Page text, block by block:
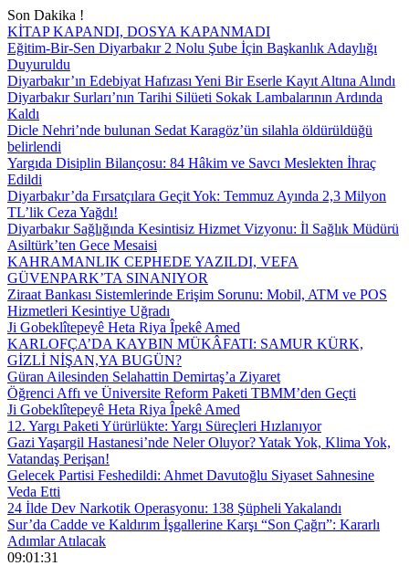
Son Dakika !
KİTAP KAPANDI, DOSYA KAPANMADI
Eğitim-Bir-Sen Diyarbakır 2 Nolu Şube İçin Başkanlık Adaylığı
Duyuruldu
Diyarbakır’ın Edebiyat Hafızası Yeni Bir Eserle Kayıt Altına Alındı
Diyarbakır Surları’nın Tarihi Silüeti Sokak Lambalarının Ardında
Kaldı
Dicle Nehri’nde bulunan Sedat Karagöz’ün silahla öldürüldüğü
belirlendi
Yargıda Disiplin Bilançosu: 84 Hâkim ve Savcı Meslekten İhraç
Edildi
Diyarbakır’da Fırsatçılara Geçit Yok: Temmuz Ayında 2,3 Milyon
TL’lik Ceza Yağdı!
Diyarbakır Sağlığında Kesintisiz Hizmet Vizyonu: İl Sağlık Müdürü
Asiltürk’ten Gece Mesaisi
KAHRAMANLIK CEPHEDE YAZILDI, VEFA
GÜVENPARK’TA SINANIYOR
Ziraat Bankası Sistemlerinde Erişim Sorunu: Mobil, ATM ve POS
Hizmetleri Kesintiye Uğradı
Ji Gobeklîtepeyê Heta Riya Îpekê Amed
KARLOFÇA’DA KAYBIN MÜKÂFATI: SAMUR KÜRK,
GİZLİ NİŞAN,YA BUGÜN?
Güran Ailesinden Selahattin Demirtaş’a Ziyaret
Öğrenci Affı ve Üniversite Reform Paketi TBMM’den Geçti
Ji Gobeklîtepeyê Heta Riya Îpekê Amed
12. Yargı Paketi Yürürlükte: Yargı Süreçleri Hızlanıyor
Gazi Yaşargil Hastanesi’nde Neler Oluyor? Yatak Yok, Klima Yok,
Vatandaş Perişan!
Gelecek Partisi Feshedildi: Ahmet Davutoğlu Siyaset Sahnesine
Veda Etti
24 İlde Dev Narkotik Operasyonu: 138 Şüpheli Yakalandı
Sur’da Cadde ve Kaldırım İşgallerine Karşı “Son Çağrı”: Kararlı
Adımlar Atılacak
09:01:33